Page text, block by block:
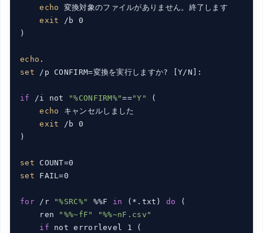
echo 変換対象のファイルがありません。終了します
exit /b 0
)
echo
set /p CONFIRM=変換を実行しますか? [Y/N]:
if /i not "%CONFIRM%"=="Y"
(
echo キャンセルしました
exit /b 0
)
set
set FAIL=0
for /r "%SRC%" %%F in (*.txt) do
(
    ren
"%%~fF"
"%%~nF.csv"
if not errorlevel 1 (